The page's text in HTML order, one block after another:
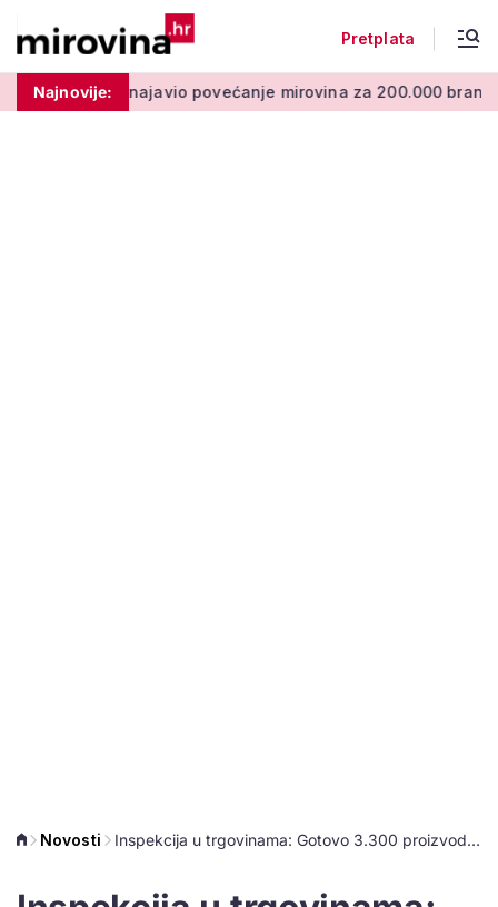
Pretplata
Najnovije:
povećanje mirovina za 200.000 branitelja: Zakon u
Novosti Inspekcija u trgovinama: Gotovo 3.300 proizvoda bez oznake ograničene cijene